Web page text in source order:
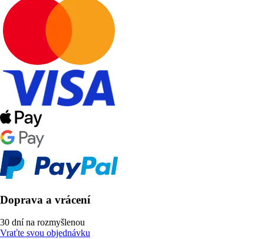
Doprava a vrácení
30 dní na rozmyšlenou
Vraťte svou objednávku